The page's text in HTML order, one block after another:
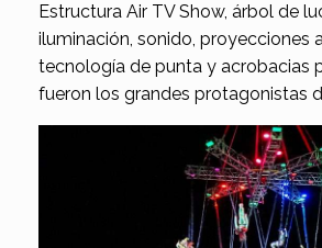
Estructura Air TV Show, árbol de
iluminación, sonido, proyecciones
tecnología de punta y acrobacias
fueron los grandes protagonistas